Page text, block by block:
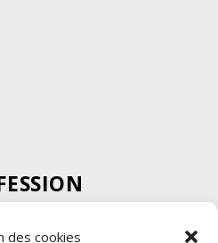
des cookies